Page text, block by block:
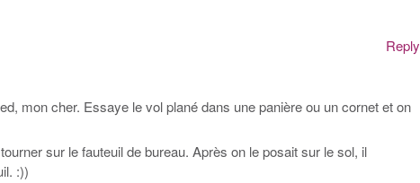
Reply
mon cher. Essaye le vol plané dans une panière ou un cornet et on
sur le fauteuil de bureau. Après on le posait sur le sol, il
:))